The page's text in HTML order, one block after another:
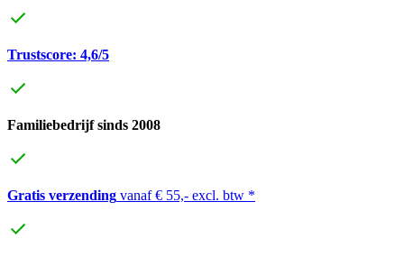
Trustscore: 4,6/5
Familiebedrijf sinds 2008
Gratis verzending vanaf € 55,- excl. btw *